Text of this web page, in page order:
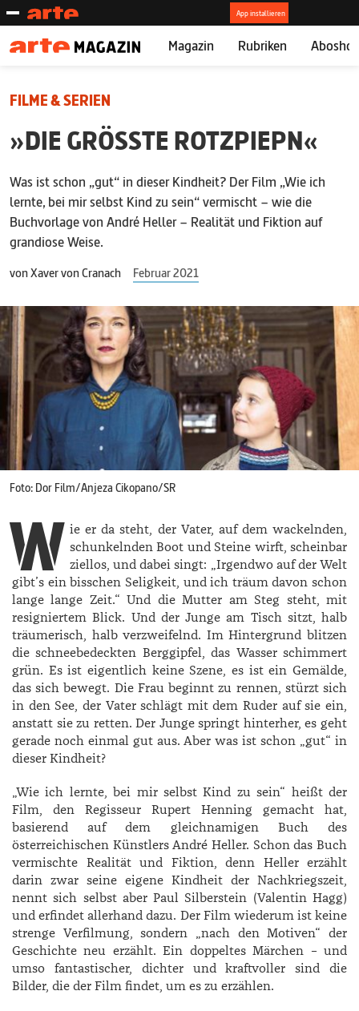
Magazin Rubriken
FILME & SERIEN
»DIE GRÖSSTE ROTZPIEPN«
Was ist schon „gut“ in dieser Kindheit? Der Film „Wie ich
lernte, bei mir selbst Kind zu sein“ vermischt – wie die
Buchvorlage von André Heller – Realität und Fiktion auf
grandiose Weise.
vonXaver von Cranach Februar 2021
Foto: Dor Film/Anjeza Cikopano/SR
W ie er da steht, der Vater, auf dem wackelnden,
schunkelnden Boot und Steine wirft, scheinbar
ziellos, und dabei singt: „Irgendwo auf der Welt
gibt’s ein bisschen Seligkeit, und ich träum davon schon
lange lange Zeit.“ Und die Mutter am Steg steht, mit
resigniertem Blick. Und der Junge am Tisch sitzt, halb
träumerisch, halb verzweifelnd. Im Hintergrund blitzen
die schneebedeckten Berggipfel, das Wasser schimmert
grün. Es ist eigentlich keine Szene, es ist ein Gemälde,
das sich bewegt. Die Frau beginnt zu rennen, stürzt sich
in den See, der Vater schlägt mit dem Ruder auf sie ein,
anstatt sie zu retten. Der Junge springt hinterher, es geht
gerade noch einmal gut aus. Aber was ist schon „gut“ in
dieser Kindheit?
„Wie ich lernte, bei mir selbst Kind zu sein“ heißt der
Film, den Regisseur Rupert Henning gemacht hat,
basierend auf dem gleichnamigen Buch des
österreichischen Künstlers ­André ­Heller. Schon das Buch
vermischte Realität und Fiktion, denn ­Heller erzählt
darin zwar seine eigene Kindheit der Nachkriegszeit,
nennt sich selbst aber Paul ­Silberstein (­Valentin Hagg)
und erfindet allerhand dazu. Der Film wiederum ist keine
strenge Verfilmung, sondern „nach den Motiven“ der
Geschichte neu erzählt. Ein doppeltes Märchen – und
umso fantastischer, dichter und kraftvoller sind die
Bilder, die der Film findet, um es zu erzählen.